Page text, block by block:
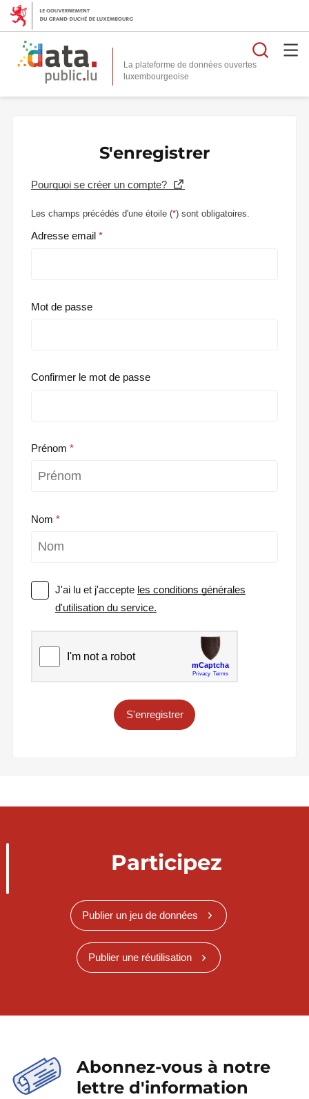
La plateforme de données ouvertes
S'enregistrer
Pourquoi se créer un compte?
Les champs précédés d'une étoile (*) sont obligatoires.
Adresse email
Mot de passe
Confirmer le mot de passe
Prénom
Nom
J'ai lu et j'accepte les conditions générales
d'utilisation du service.
S'enregistrer
Participez
Publier un jeu de données
Publier une réutilisation
Abonnez-vous à notre
lettre d'information